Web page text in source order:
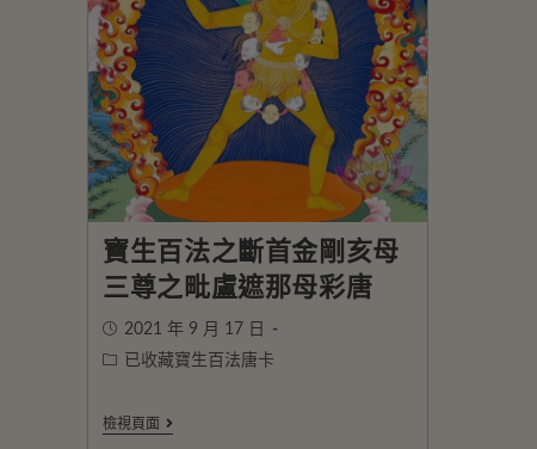
寶生百法之斷首金剛亥母
三尊之毗盧遮那母彩唐
2021 年 9 月 17 日
已收藏寶生百法唐卡
檢視頁面